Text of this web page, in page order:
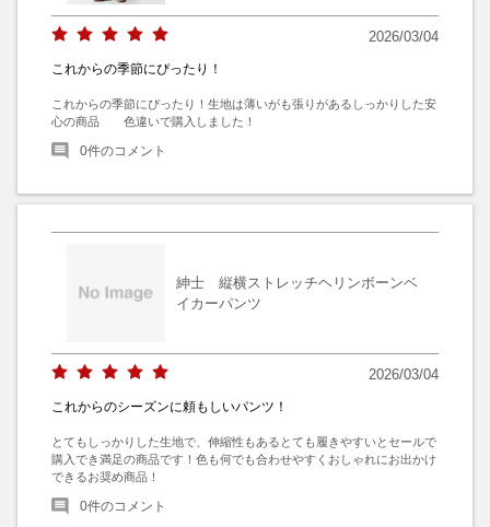
2026/03/04
これからの季節にぴったり！
これからの季節にぴったり！生地は薄いがも張りがあるしっかりした安
心の商品　　色違いで購入しました！
0件のコメント
紳士 縦横ストレッチヘリンボーンベ
イカーパンツ
2026/03/04
これからのシーズンに頼もしいパンツ！
とてもしっかりした生地で、伸縮性もあるとても履きやすいとセールで
購入でき満足の商品です！色も何でも合わせやすくおしゃれにお出かけ
できるお奨め商品！
0件のコメント